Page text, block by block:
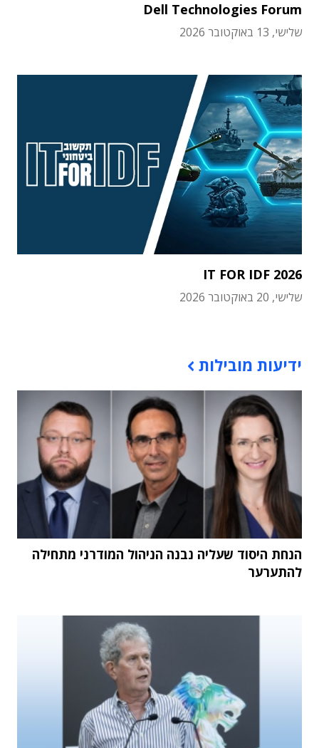
Dell Technologies Forum
שלישי, 13 באוקטובר 2026
IT FOR IDF 2026
שלישי, 20 באוקטובר 2026
ידיעות מובילות
הנחת היסוד שעליה נבנה הניהול המודרני מתחילה
להתערער